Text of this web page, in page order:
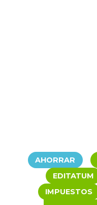
AHORRAR |
EDITATUM
IMPUESTOS